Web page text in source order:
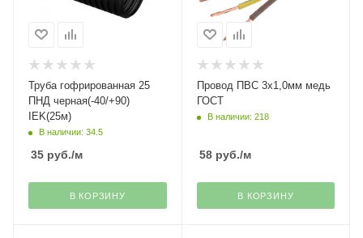
Труба гофрированная 25
ПНД черная(-40/+90)
IEK(25м)
В наличии: 34.5
35 руб./м
В КОРЗИНУ
Провод ПВС 3х1,0мм медь
ГОСТ
В наличии: 218
58руб./м
В КОРЗИНУ